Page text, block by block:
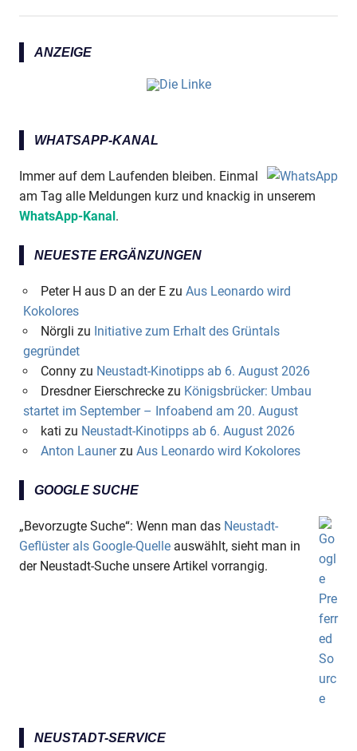
ANZEIGE
WHATSAPP-KANAL
Immer auf dem Laufenden bleiben. Einmal
am Tag alle Meldungen kurz und knackig in unserem
WhatsApp-Kanal.
NEUESTE ERGÄNZUNGEN
Peter H aus D an der Ezu Aus Leonardo wird
Kokolores
Nörgli zu Initiative zum Erhalt des Grüntals
gegründet
Connyzu Neustadt-Kinotipps ab 6. August 2026
Dresdner Eierschreckezu Königsbrücker: Umbau
startet im September – Infoabend am 20. August
kati zu Neustadt-Kinotipps ab 6. August 2026
Anton Launerzu Aus Leonardo wird Kokolores
GOOGLE SUCHE
„Bevorzugte Suche“: Wenn man das Neustadt-
Geflüster als Google-Quelle auswählt, sieht man in
der Neustadt-Suche unsere Artikel vorrangig.
NEUSTADT-SERVICE